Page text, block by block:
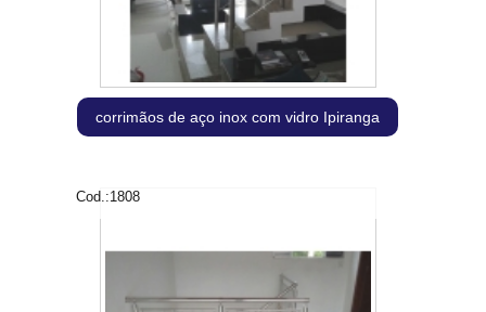
corrimãos de aço inox com vidro Ipiranga
Cod.:1808